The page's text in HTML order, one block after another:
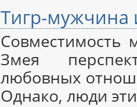
Тигр-
Змея
любовных
Однако, люди